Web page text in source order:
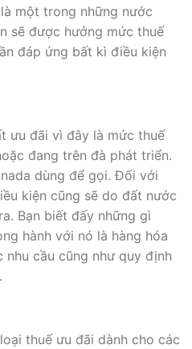
một trong những nước
sẽ được hưởng mức thuế
đáp ứng bất kì điều kiện
ưu đãi vì đây là mức thuế
đang trên đà phát triển.
dùng để gọi. Đối với
kiện cũng sẽ do đất nước
Bạn biết đấy những gì
hành với nó là hàng hóa
nhu cầu cũng như quy định
thuế ưu đãi dành cho các